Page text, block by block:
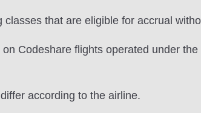
that are eligible for accrual
Codeshare flights operated under
according to the airline.